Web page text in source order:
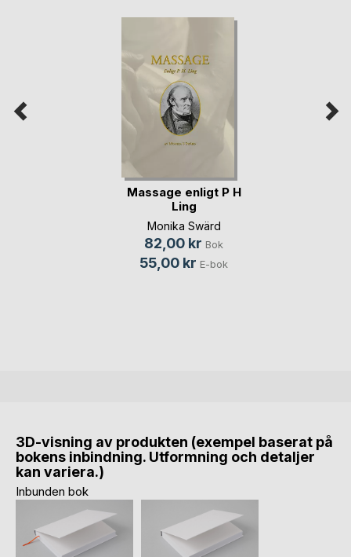
Massage enligt P H
Ling
Monika Swärd
82,00 kr Bok
55,00 kr E-bok
3D-visning av produkten (exempel baserat på
bokens inbindning. Utformning och detaljer
kan variera.)
Inbunden bok